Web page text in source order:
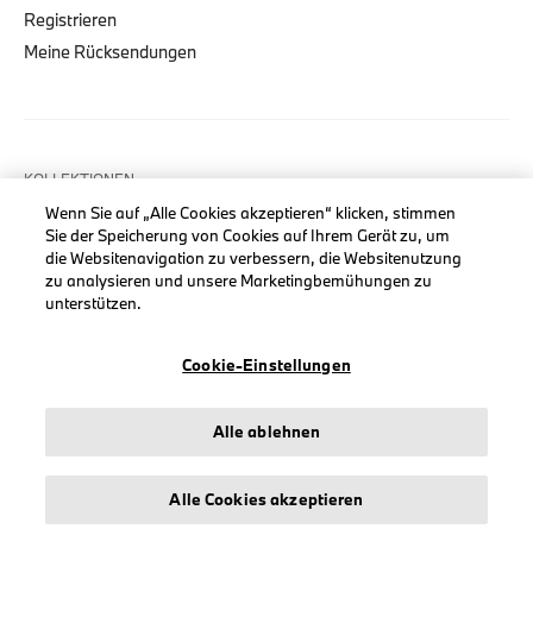
Registrieren
Meine Rücksendungen
KOLLEKTIONEN
Herren
Damen
Accessoires
BMW
Wenn Sie auf „Alle Cookies akzeptieren“ klicken, stimmen
Sie der Speicherung von Cookies auf Ihrem Gerät zu, um
die Websitenavigation zu verbessern, die Websitenutzung
zu analysieren und unsere Marketingbemühungen zu
unterstützen.
Cookie-Einstellungen
Alle ablehnen
Alle Cookies akzeptieren